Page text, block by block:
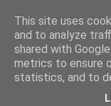
This site uses
and to analyze
shared with
metrics to ensure
statistics, and to